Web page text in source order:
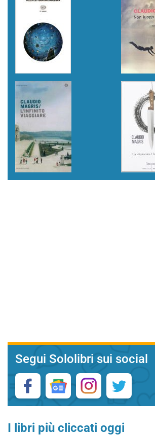
Segui Sololibri sui social
I libri più cliccati oggi